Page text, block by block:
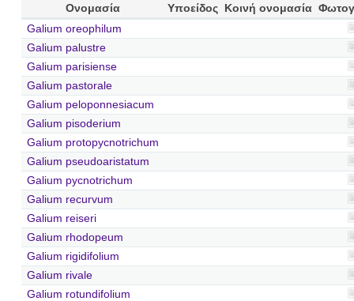
Ονομασία Υποείδος Κοινή ονομασία
Galium oreophilum
Galium palustre
Galium parisiense
Galium pastorale
Galium peloponnesiacum
Galium pisoderium
Galium protopycnotrichum
Galium pseudoaristatum
Galium pycnotrichum
Galium recurvum
Galium reiseri
Galium rhodopeum
Galium rigidifolium
Galium rivale
Galium rotundifolium